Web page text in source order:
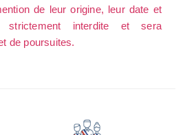
de leur origine, leur date et
strictement interdite et sera
de poursuites.